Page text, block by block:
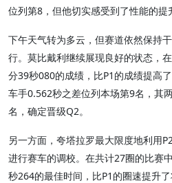
位列第8，但他切实感受到了性能的提
下午天气转为多云，但赛道依然保持
行。莫比戴利继续展现良好的状态，
分39秒080的成绩，比P1的成绩提高
车手0.562秒之差位列本场第9名，其
名，确定晋级Q2。
另一方面，夸塔拉罗最大限度地利用
进行赛车的调校。在共计27圈的比赛
秒264的最佳时间，比P1的圈速提升